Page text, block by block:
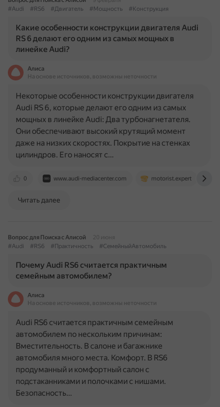
#Audi
#RS6 #Двигатель #Мощность #Конструкция
Какие особенности конструкции двигателя Audi
RS 6 делают его одним из самых мощных в
линейке Audi?
Алиса
На основе источников, возможны неточности
0 www.audi-mediacenter.com motorist.expert
Некоторые особенности конструкции двигателя
Audi RS 6, которые делают его одним из самых
мощных в линейке Audi: Два турбонагнетателя.
Они обеспечивают высокий крутящий момент
даже на низких скоростях. Покрытие на стенках
цилиндров. Его наносят с…
Читать далее
Вопрос для Поиска с Алисой
20 июня
#Audi
#RS6 #Практичность #СемейныйАвтомобиль
Почему Audi RS6 считается практичным
семейным автомобилем?
Алиса
На основе источников, возможны неточности
Audi RS6 считается практичным семейным
автомобилем по нескольким причинам:
Вместительность. В салоне и багажнике
автомобиля много места. Комфорт. В RS6
продуманный и комфортный салон с
подстаканниками и полочками с нишами.
Безопасность…